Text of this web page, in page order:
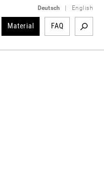
Deutsch English
Material FAQ